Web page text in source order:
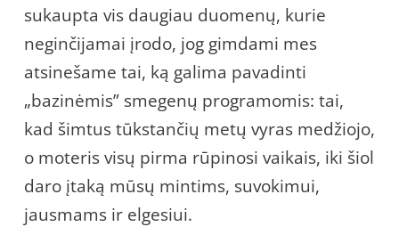
sukaupta vis daugiau duomenų, kurie
neginčijamai įrodo, jog gimdami mes
atsinešame tai, ką galima pavadinti
„bazinėmis” smegenų programomis: tai,
kad šimtus tūkstančių metų vyras medžiojo,
o moteris visų pirma rūpinosi vaikais, iki šiol
daro įtaką mūsų mintims, suvokimui,
jausmams ir elgesiui.